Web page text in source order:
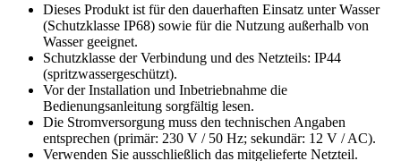
Dieses Produkt ist für den dauerhaften Einsatz unter Wasser
(Schutzklasse IP68) sowie für die Nutzung außerhalb von
Wasser geeignet.
Schutzklasse der Verbindung und des Netzteils: IP44
(spritzwassergeschützt).
Vor der Installation und Inbetriebnahme die
Bedienungsanleitung sorgfältig lesen.
Die Stromversorgung muss den technischen Angaben
entsprechen (primär: 230 V / 50 Hz; sekundär: 12 V / AC).
Verwenden Sie ausschließlich das mitgelieferte Netzteil.